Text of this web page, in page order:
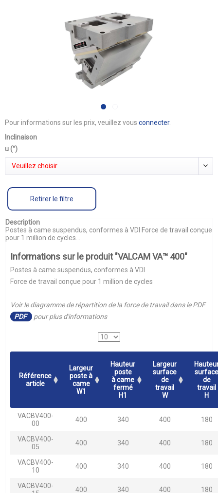
Pour informations sur les prix, veuillez vous connecter.
Inclinaison
u (°)
Veuillez choisir
Retirer le filtre
Description
Postes à came suspendus, conformes à VDI Force de travail conçue
pour 1 million de cycles...
Informations sur le produit "VALCAM VA™ 400"
Postes à came suspendus, conformes à VDI
Force de travail conçue pour 1 million de cycles
Voir le diagramme de répartition de la force de travail dans le PDF
PDF pour plus d'informations
Référence
article
Largeur
poste à
came
W1
Hauteur
poste
à came
fermé
H1
Largeur
surface
de
travail
W
surface
de
travail
H
VACBV400-
00
400 340 400 180
VACBV400-
05
400 340 400 180
VACBV400-
10
400 340 400 180
VACBV400-
400 340 400 180